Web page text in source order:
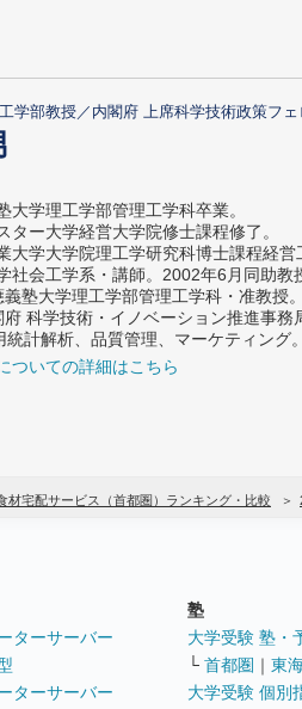
学部教授／内閣府 上席科学技術政策フェ
大学理工学部管理工学科卒業。
ター大学経営大学院修士課程修了。
大学大学院理工学研究科博士課程経営
社会工学系・講師。2002年6月同助教
塾大学理工学部管理工学科・准教授
科学技術・イノベーション推進事
計解析、品質管理、マーケティング。
ついての詳細はこちら
材宅配サービス（首都圏）ランキング・比較
ターサーバー
ターサーバー
塾
大学受験 塾・
└ 首都圏 ｜ 東
大学受験 個別